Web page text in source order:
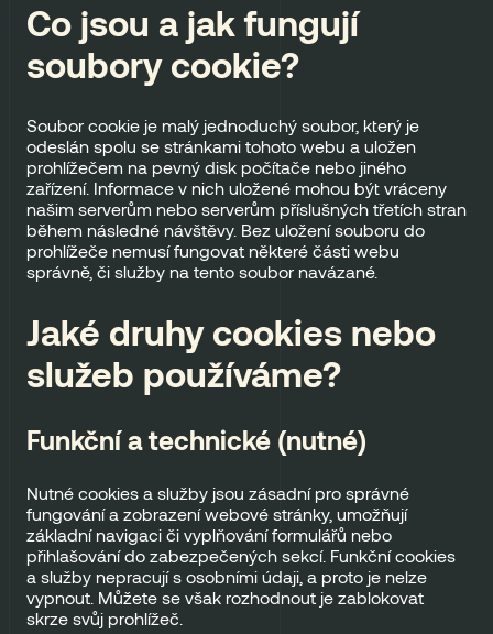
Co jsou a jak fungují
soubory cookie?
Soubor cookie je malý jednoduchý soubor, který je
odeslán spolu se stránkami tohoto webu a uložen
prohlížečem na pevný disk počítače nebo jiného
zařízení. Informace v nich uložené mohou být vráceny
našim serverům nebo serverům příslušných třetích stran
během následné návštěvy. Bez uložení souboru do
prohlížeče nemusí fungovat některé části webu
správně, či služby na tento soubor navázané.
Jaké druhy cookies nebo
služeb používáme?
Funkční a technické (nutné)
Nutné cookies a služby jsou zásadní pro správné
fungování a zobrazení webové stránky, umožňují
základní navigaci či vyplňování formulářů nebo
přihlašování do zabezpečených sekcí. Funkční cookies
a služby nepracují s osobními údaji, a proto je nelze
vypnout. Můžete se však rozhodnout je zablokovat
skrze svůj prohlížeč.